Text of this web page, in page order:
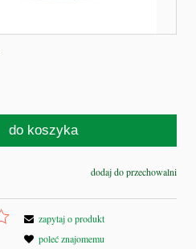
do koszyka
dodaj do przechowalni
zapytaj o produkt
poleć znajomemu